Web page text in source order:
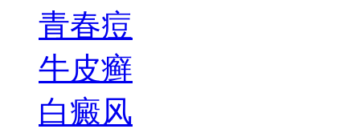
青春痘
牛皮癣
白癜风